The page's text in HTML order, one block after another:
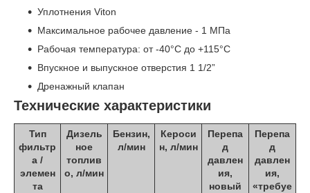
Уплотнения Viton
Максимальное рабочее давление - 1 МПа
Рабочая температура: от -40°С до +115°С
Впускное и выпускное отверстия 1 1/2”
Дренажный клапан
Технические характеристики
Тип
фильтр
а /
элемен
та
Дизель
ное
топлив
о, л/мин
Бензин,
л/мин
Кероси
н, л/мин
Перепа
д
давлен
ия,
новый
Перепа
д
давлен
ия,
«требуе